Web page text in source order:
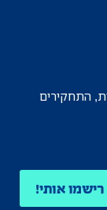
התחקירים
רישמו אותי!